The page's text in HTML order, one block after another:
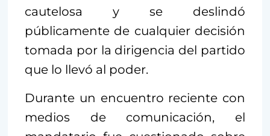
cautelosa y se deslindó
públicamente de cualquier decisión
tomada por la dirigencia del partido
que lo llevó al poder.
Durante un encuentro reciente con
medios de comunicación, el